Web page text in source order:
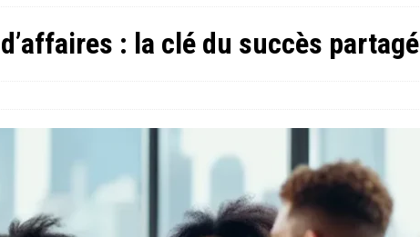
: la clé du succès partagé